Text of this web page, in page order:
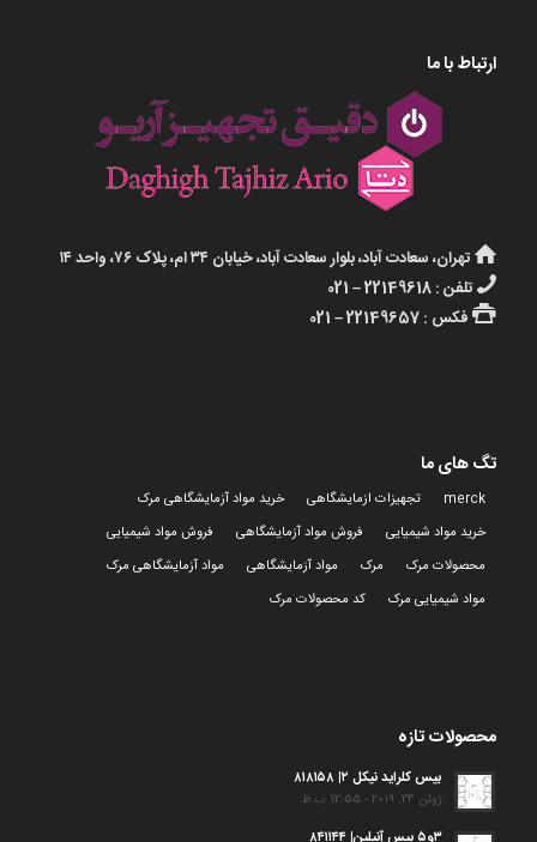
ارتباط با ما
تهران، سعادت آباد، بلوار سعادت آباد، خیابان ۳۴ ام، پلاک ۷۶، واحد ۱۴
تلفن : 22149618 – 021
فکس : 22149657 – 021
تگ های ما
merck تجهیزات ازمایشگاهی
خرید مواد آزمایشگاهی مرک
خرید مواد شیمیایی
فروش مواد آزمایشگاهی
فروش مواد شیمیایی
محصولات مرک
مرک مواد آزمایشگاهی
مواد آزمایشگاهی مرک
مواد شیمیایی مرک
کد محصولات مرک
محصولات تازه
بیس کلراید نیکل ۲| ۸۱۸۱۵۸
ژوئن 24, 2019 - 12:55 ب.ظ
۳و۵ بیس آنیلین| ۸۴۱۱۴۴